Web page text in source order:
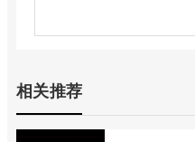
相关推荐